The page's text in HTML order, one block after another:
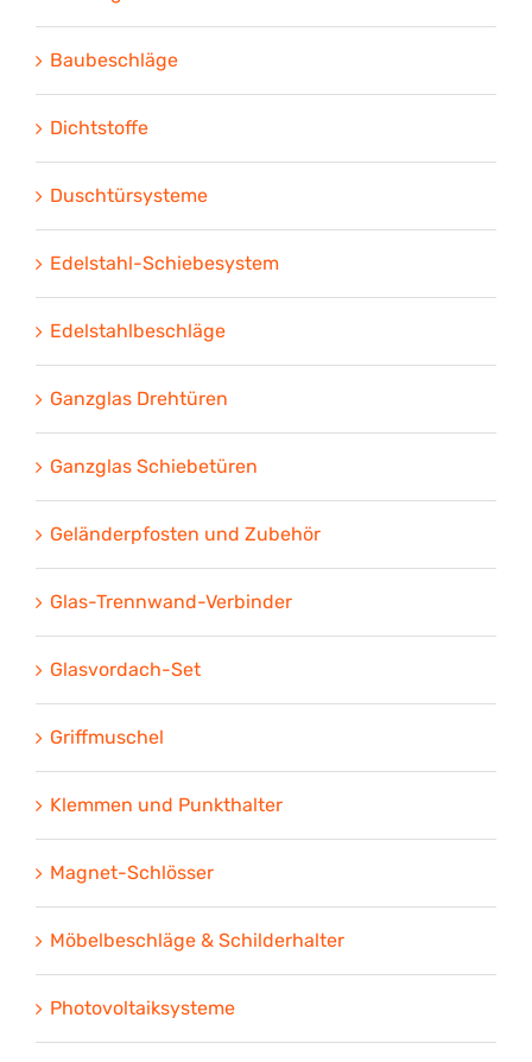
Baubeschläge
Dichtstoffe
Duschtürsysteme
Edelstahl-Schiebesystem
Edelstahlbeschläge
Ganzglas Drehtüren
Ganzglas Schiebetüren
Geländerpfosten und Zubehör
Glas-Trennwand-Verbinder
Glasvordach-Set
Griffmuschel
Klemmen und Punkthalter
Magnet-Schlösser
Möbelbeschläge & Schilderhalter
Photovoltaiksysteme